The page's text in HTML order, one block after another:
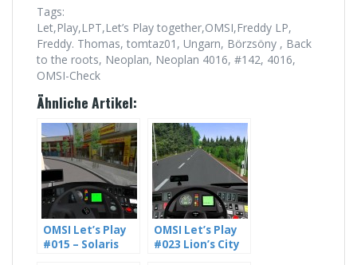
Tags:
Let,Play,LPT,Let’s Play together,OMSI,Freddy LP,
Freddy. Thomas, tomtaz01, Ungarn, Börzsöny , Back
to the roots, Neoplan, Neoplan 4016, #142, 4016,
OMSI-Check
Ähnliche Artikel:
OMSI Let’s Play
#015 – Solaris
OMSI Let’s Play
#023 Lion’s City